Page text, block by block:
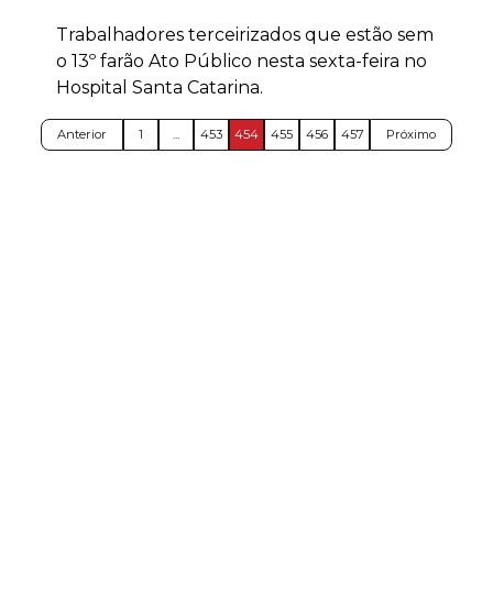
Trabalhadores terceirizados que estão sem
o 13º farão Ato Público nesta sexta-feira no
Hospital Santa Catarina.
Anterior 1 ... 453 454 455 456 457 Próximo